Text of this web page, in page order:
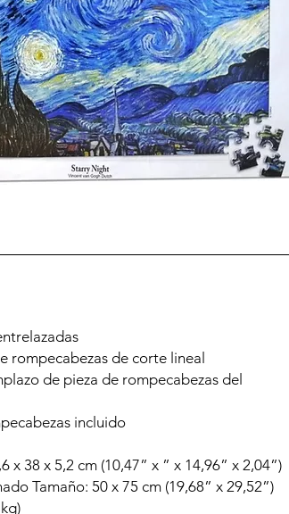
rompecabezas de corte lineal
de pieza de rompecabezas del
incluido
x 38 x 5,2 cm (10,47” x ” x 14,96” x 2,04”)
Tamaño: 50 x 75 cm (19,68” x 29,52”)